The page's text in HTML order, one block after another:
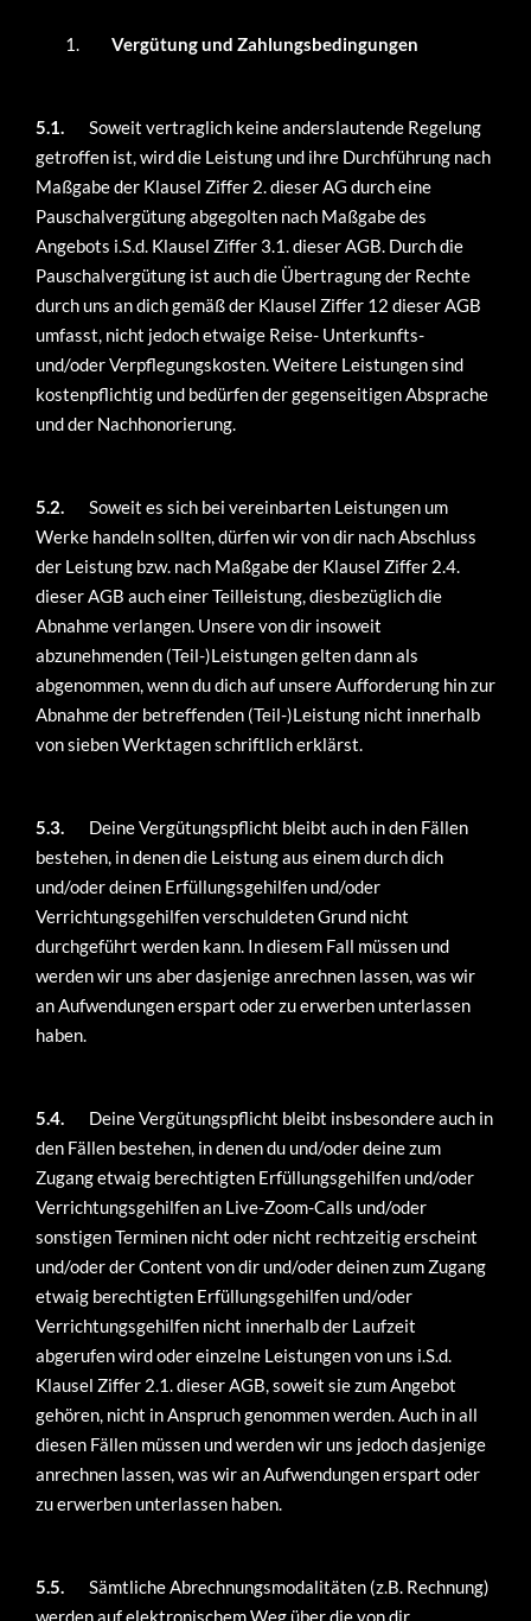
Vergütung und Zahlungsbedingungen
5.1. Soweit vertraglich keine anderslautende Regelung
getroffen ist, wird die Leistung und ihre Durchführung nach
Maßgabe der Klausel Ziffer 2. dieser AG durch eine
Pauschalvergütung abgegolten nach Maßgabe des
Angebots i.S.d. Klausel Ziffer 3.1. dieser AGB. Durch die
Pauschalvergütung ist auch die Übertragung der Rechte
durch uns an dich gemäß der Klausel Ziffer 12 dieser AGB
umfasst, nicht jedoch etwaige Reise- Unterkunfts-
und/oder Verpflegungskosten. Weitere Leistungen sind
kostenpflichtig und bedürfen der gegenseitigen Absprache
und der Nachhonorierung.
5.2. Soweit es sich bei vereinbarten Leistungen um
Werke handeln sollten, dürfen wir von dir nach Abschluss
der Leistung bzw. nach Maßgabe der Klausel Ziffer 2.4.
dieser AGB auch einer Teilleistung, diesbezüglich die
Abnahme verlangen. Unsere von dir insoweit
abzunehmenden (Teil-)Leistungen gelten dann als
abgenommen, wenn du dich auf unsere Aufforderung hin zur
Abnahme der betreffenden (Teil-)Leistung nicht innerhalb
von sieben Werktagen schriftlich erklärst.
5.3. Deine Vergütungspflicht bleibt auch in den Fällen
bestehen, in denen die Leistung aus einem durch dich
und/oder deinen Erfüllungsgehilfen und/oder
Verrichtungsgehilfen verschuldeten Grund nicht
durchgeführt werden kann. In diesem Fall müssen und
werden wir uns aber dasjenige anrechnen lassen, was wir
an Aufwendungen erspart oder zu erwerben unterlassen
haben.
5.4. Deine Vergütungspflicht bleibt insbesondere auch in
den Fällen bestehen, in denen du und/oder deine zum
Zugang etwaig berechtigten Erfüllungsgehilfen und/oder
Verrichtungsgehilfen an Live-Zoom-Calls und/oder
sonstigen Terminen nicht oder nicht rechtzeitig erscheint
und/oder der Content von dir und/oder deinen zum Zugang
etwaig berechtigten Erfüllungsgehilfen und/oder
Verrichtungsgehilfen nicht innerhalb der Laufzeit
abgerufen wird oder einzelne Leistungen von uns i.S.d.
Klausel Ziffer 2.1. dieser AGB, soweit sie zum Angebot
gehören, nicht in Anspruch genommen werden. Auch in all
diesen Fällen müssen und werden wir uns jedoch dasjenige
anrechnen lassen, was wir an Aufwendungen erspart oder
zu erwerben unterlassen haben.
5.5. Sämtliche Abrechnungsmodalitäten (z.B. Rechnung)
werden auf elektronischem Weg über die von dir